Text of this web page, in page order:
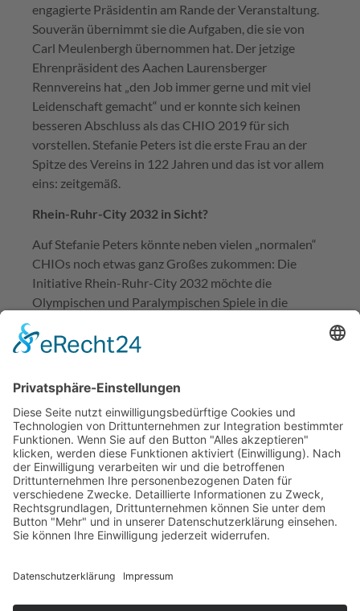
engagierte Präsidentin am Rande der Veranstaltung.
Souverän übernimmt sie die Aufgaben, die sie von
Carl Meulenbergh übernommen hat. Der jetzige
Ehrenpräsident des Aachen Laurensberger
Rennvereins hat „den Job immer gerne und mit viel
Leidenschaft gemacht“ und er konnte sich keinen
besseren Abschluss als das CHIO 2019 für sich
vorstellen. Stefanie Peters ist die erste Frau an der
Spitze des Vereins in 122 Jahren und das ist vor allem
eins: zeitgemäß.
Rhein-Ruhr-City 2032 in Sicht?
Auf Stefanie Peters könnte neben vielen „normalen“
CHIOs noch etwas ganz Großes zukommen: Die
Initiative Rhein-Ruhr-City 2032 möchte die
Olympischen und Paralympischen Spiele in die
vierbeinigen Wettkämpfern eine Bühne zu bieten,
zuletzt deshalb setzt Initiator Michael Mronz schon
jetzt auf vernetzte Mobilität und Digitalisierung.
Auch der Bau eines weiteren Stadions rückt in
greifbare Nähe, denn bald entscheidet Aachen über
die Nutzung eines angrenzendes Grundstücks.
CHIO 2021 als nächster Meilenstein
Ob mit Olympia oder ohne, es bleibt spannend im
Reitsport und alle Augen in Aachen sind nun auf den
stattfinden soll – wenn nötig mit Maske für über